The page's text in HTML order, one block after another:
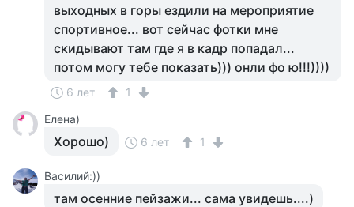
выходных в горы ездили на мероприятие
спортивное... вот сейчас фотки мне
скидывают там где я в кадр попадал...
потом могу тебе показать))) онли фо ю!!!))))
6 лет
1
Елена)
Хорошо) 6 лет 1
Василий:))
там осенние пейзажи... сама увидешь....)